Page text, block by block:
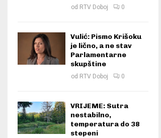
od RTV Doboj 0
Vulić: Pismo Krišoku
je lično, a ne stav
Parlamentarne
skupštine
od RTV Doboj 0
VRIJEME: Sutra
nestabilno,
temperatura do 38
stepeni